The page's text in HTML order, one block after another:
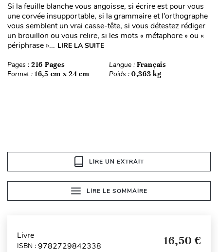
Si la feuille blanche vous angoisse, si écrire est pour vous
une corvée insupportable, si la grammaire et l’orthographe
vous semblent un vrai casse-tête, si vous détestez rédiger
un brouillon ou vous relire, si les mots « métaphore » ou «
périphrase »... LIRE LA SUITE
Pages : 216 Pages Langue : Français
Format : 16,5 cm x 24 cm Poids : 0,363 kg
LIRE UN EXTRAIT
LIRE LE SOMMAIRE
Livre
ISBN : 9782729842338 16,50 €